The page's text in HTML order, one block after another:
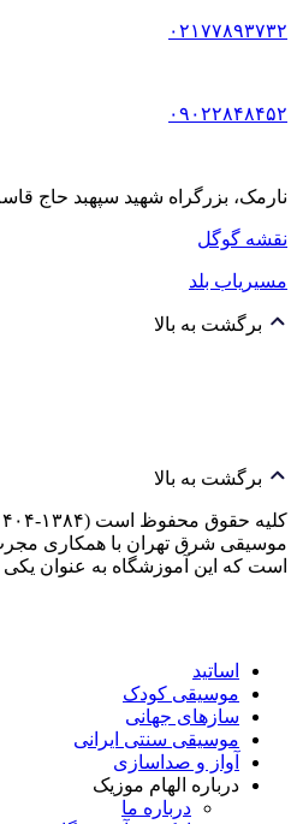
۰۲۱۷۷۸۹۳۷۳۲
۰۹۰۲۲۸۴۸۴۵۲
نارمک، بزرگراه شهید سپهبد حاج قاسم
نقشه گوگل
مسیریاب بلد
برگشت به بالا
برگشت به بالا
موسیقی شرق تهران با همکاری
است که این آموزشگاه به عنوان
اساتید
موسیقی کودک
سازهای جهانی
موسیقی سنتی ایرانی
آواز و صداسازی
درباره الهام موزیک
درباره ما